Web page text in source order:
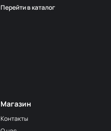
Перейти в каталог
Магазин
Контакты